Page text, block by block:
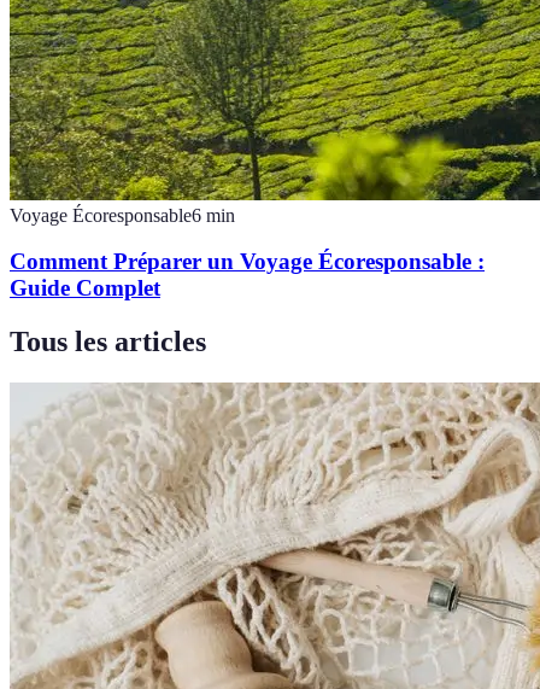
Voyage Écoresponsable6 min
Comment Préparer un Voyage Écoresponsable :
Guide Complet
Tous les articles